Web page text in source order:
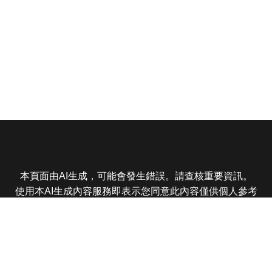
本頁面由AI生成，可能會發生錯誤。請查核重要資訊。
使用本AI生成內容服務即表示您同意此內容僅供個人參考